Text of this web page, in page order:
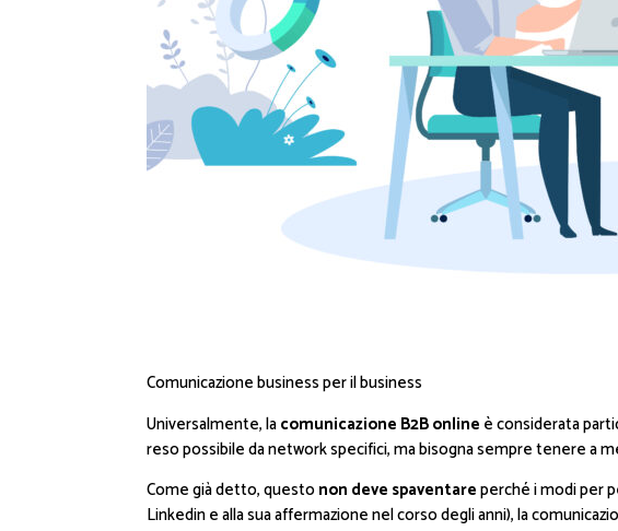
Comunicazione business per il business
Universalmente, lacomunicazione B2B online è considerata
reso possibile da network specifici, ma bisogna sempre tenere a
Come già detto, questo non deve spaventareperché i modi per
Linkedin e alla sua affermazione nel corso degli anni), la